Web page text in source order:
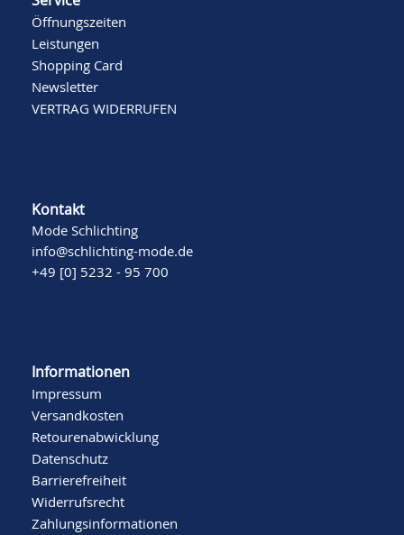
Öffnungszeiten
Leistungen
Shopping Card
Newsletter
VERTRAG WIDERRUFEN
Kontakt
Mode Schlichting
info@schlichting-mode.de
+49 [0] 5232 - 95 700
Informationen
Impressum
Versandkosten
Retourenabwicklung
Datenschutz
Barrierefreiheit
Widerrufsrecht
Zahlungsinformationen